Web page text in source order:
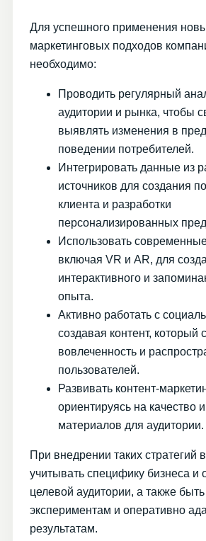
Для успешного применения
маркетинговых подходов
необходимо:
Проводить регулярный
аудитории и рынка, чтобы
выявлять изменения в
поведении потребителей.
Интегрировать данные из
источников для создания
клиента и разработки
персонализированных
Использовать
включая VR и AR, для
интерактивного и
опыта.
Активно работать с
создавая контент, который
вовлеченность и
пользователей.
Развивать контент-
ориентируясь на качество
материалов для аудитории.
При внедрении таких стратегий
учитывать специфику бизнеса и
целевой аудитории, а также
экспериментам и оперативно
результатам.